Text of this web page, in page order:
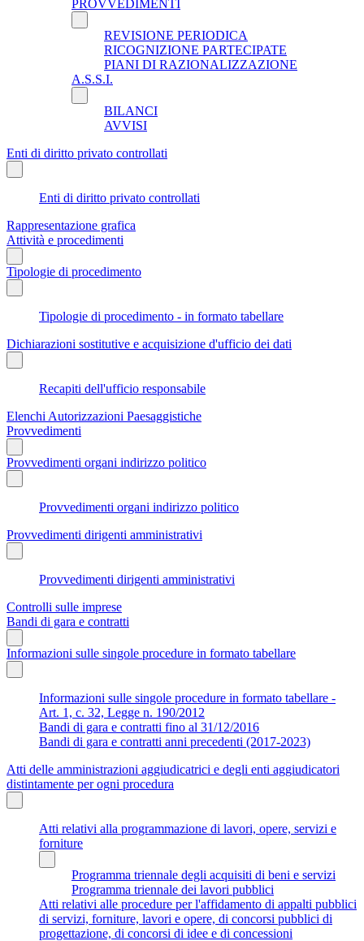
PROVVEDIMENTI
REVISIONE PERIODICA
RICOGNIZIONE PARTECIPATE
PIANI DI RAZIONALIZZAZIONE
A.S.S.I.
BILANCI
AVVISI
Enti di diritto privato controllati
Enti di diritto privato controllati
Rappresentazione grafica
Attività e procedimenti
Tipologie di procedimento
Tipologie di procedimento - in formato tabellare
Dichiarazioni sostitutive e acquisizione d'ufficio dei dati
Recapiti dell'ufficio responsabile
Elenchi Autorizzazioni Paesaggistiche
Provvedimenti
Provvedimenti organi indirizzo politico
Provvedimenti organi indirizzo politico
Provvedimenti dirigenti amministrativi
Provvedimenti dirigenti amministrativi
Controlli sulle imprese
Bandi di gara e contratti
Informazioni sulle singole procedure in formato tabellare
Informazioni sulle singole procedure in formato tabellare -
Art. 1, c. 32, Legge n. 190/2012
Bandi di gara e contratti fino al 31/12/2016
Bandi di gara e contratti anni precedenti (2017-2023)
Atti delle amministrazioni aggiudicatrici e degli enti aggiudicatori
distintamente per ogni procedura
Atti relativi alla programmazione di lavori, opere, servizi e
forniture
Programma triennale degli acquisiti di beni e servizi
Programma triennale dei lavori pubblici
Atti relativi alle procedure per l'affidamento di appalti pubblici
di servizi, forniture, lavori e opere, di concorsi pubblici di
progettazione, di concorsi di idee e di concessioni